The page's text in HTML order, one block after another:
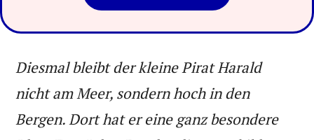
Diesmal bleibt der kleine Pirat Harald
nicht am Meer, sondern hoch in den
Bergen. Dort hat er eine ganz besondere